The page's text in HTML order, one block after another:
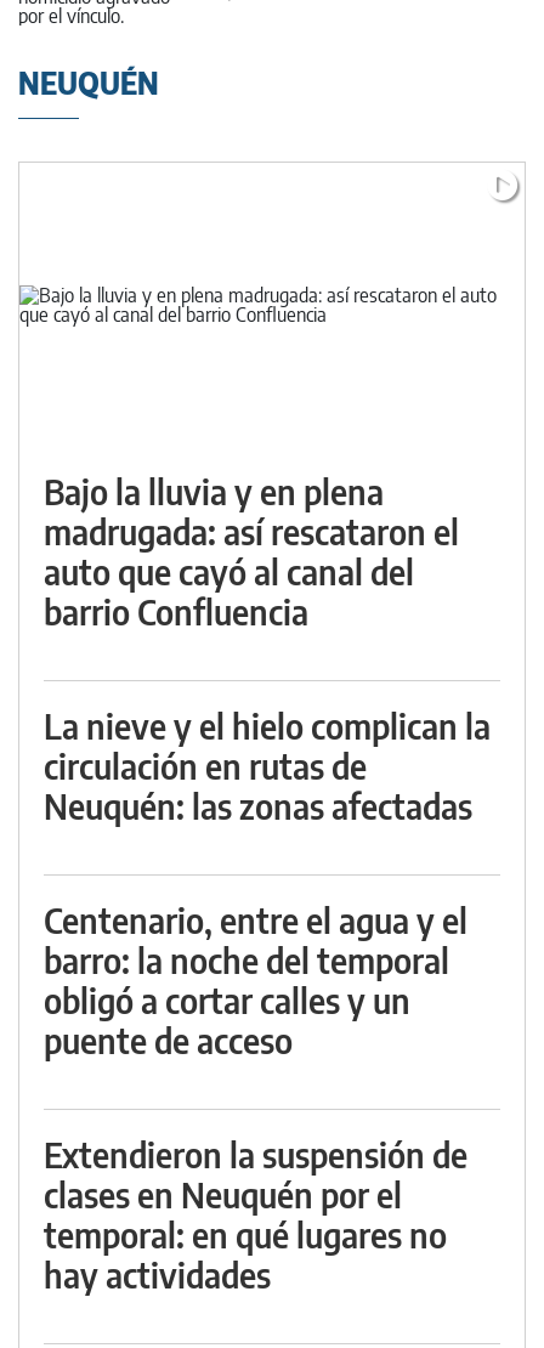
NEUQUÉN
Bajo la lluvia y en plena
madrugada: así rescataron el
auto que cayó al canal del
barrio Confluencia
La nieve y el hielo complican la
circulación en rutas de
Neuquén: las zonas afectadas
Centenario, entre el agua y el
barro: la noche del temporal
obligó a cortar calles y un
puente de acceso
Extendieron la suspensión de
clases en Neuquén por el
temporal: en qué lugares no
hay actividades